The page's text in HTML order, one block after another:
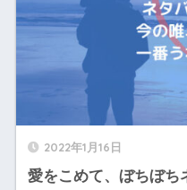
2022年1月16日
愛をこめて、ぼちぼち